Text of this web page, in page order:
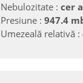
Nebulozitate : cer
Presiune : 947.4
Umezeală relativă :